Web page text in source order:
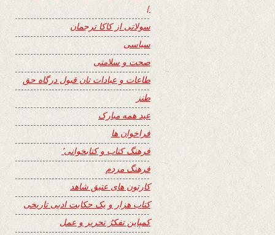
}
سولاتی از کاکا ترجمان
سیاسی
صحت و سلامتی
طاعات و عبادات تان قبول درگاه حق
طنز
عید همه مبارک
فراخوان ها
فرهنگ کتاب و کتابخوانی٬
فرهنگ مردم
کارتون های عتیق شاهد
کتاب هزار و یک حکایت ادبی تاریخی
کمپاین تفکرُ تحریر و عمل